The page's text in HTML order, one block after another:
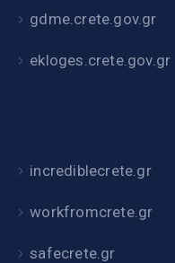
gdme.crete.gov.gr
ekloges.crete.gov.gr
incrediblecrete.gr
workfromcrete.gr
safecrete.gr